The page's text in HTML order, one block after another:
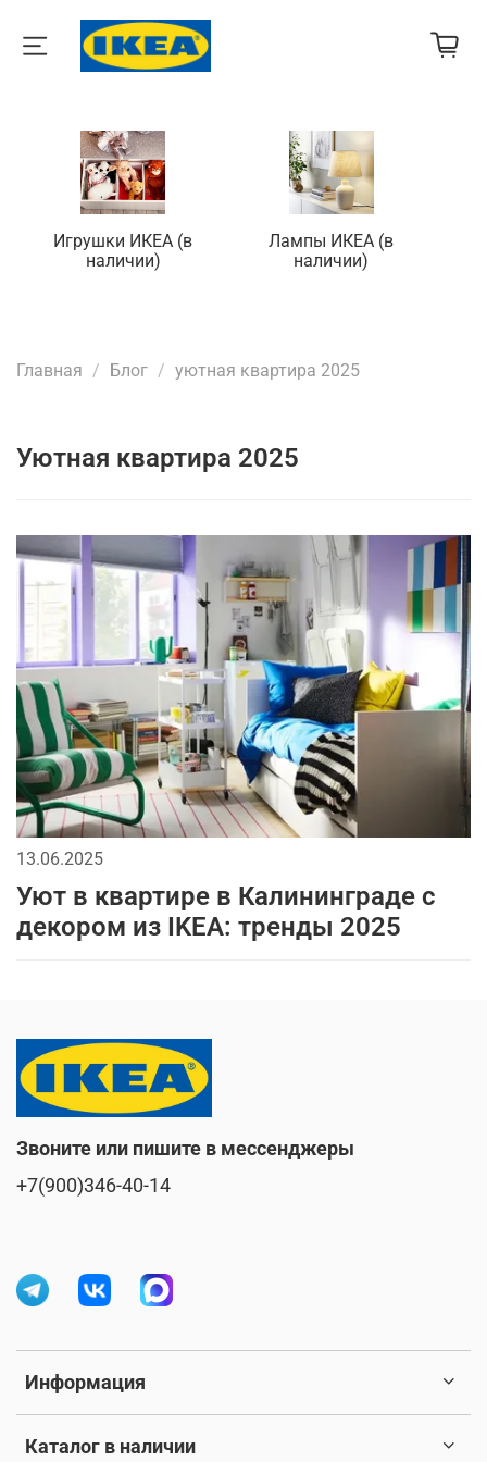
Игрушки ИКЕА (в
наличии)
Лампы ИКЕА (в
наличии)
Главная Блог уютная квартира 2025
уютная квартира 2025
13.06.2025
Уют в квартире в Калининграде с
декором из IKEA: тренды 2025
Информация
Каталог в наличии
Звоните или пишите в мессенджеры
+7(900)346-40-14